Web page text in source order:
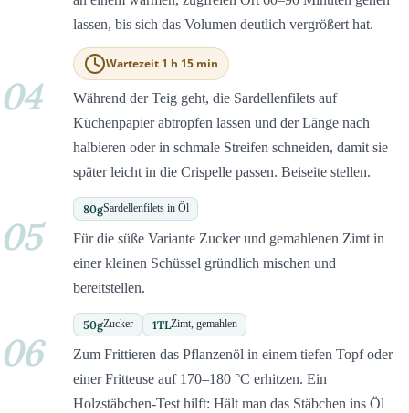
lassen, bis sich das Volumen deutlich vergrößert hat.
Wartezeit 1 h 15 min
04
Während der Teig geht, die Sardellenfilets auf
Küchenpapier abtropfen lassen und der Länge nach
halbieren oder in schmale Streifen schneiden, damit sie
später leicht in die Crispelle passen. Beiseite stellen.
80gSardellenfilets in Öl
05
Für die süße Variante Zucker und gemahlenen Zimt in
einer kleinen Schüssel gründlich mischen und
bereitstellen.
50gZucker 1TLZimt, gemahlen
06
Zum Frittieren das Pflanzenöl in einem tiefen Topf oder
einer Fritteuse auf 170–180 °C erhitzen. Ein
Holzstäbchen-Test hilft: Hält man das Stäbchen ins Öl